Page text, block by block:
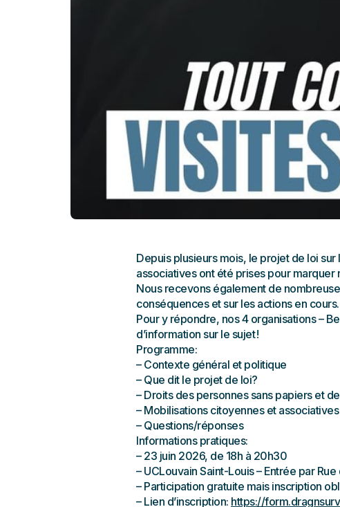
Depuis plusieurs mois, le projet de loi
associatives ont été prises pour
Nous recevons également de
conséquences et sur les actions en cours.
Pour y répondre, nos 4 organisations –
d’information sur le sujet !
Programme:
– Contexte général et politique
– Que dit le projet de loi?
– Droits des personnes sans papiers et
– Mobilisations citoyennes et associatives
– Questions/réponses
Informations pratiques:
– 23 juin 2026, de 18h à 20h30
– UCLouvain Saint-Louis – Entrée par
– Participation gratuite mais inscription
– Lien d’inscription: https://